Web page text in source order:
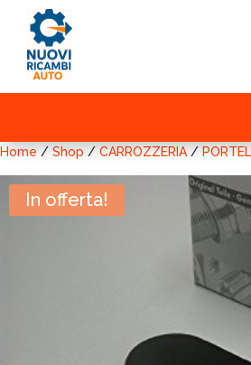
Home / Shop / CARROZZERIA/
In offerta!